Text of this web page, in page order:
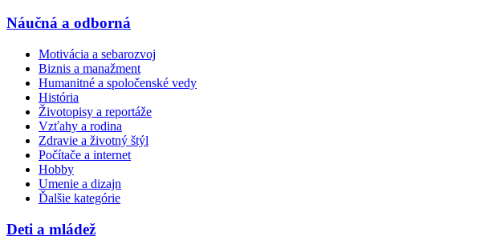
Náučná a odborná
Motivácia a sebarozvoj
Biznis a manažment
Humanitné a spoločenské vedy
História
Životopisy a reportáže
Vzťahy a rodina
Zdravie a životný štýl
Počítače a internet
Hobby
Umenie a dizajn
Ďalšie kategórie
Deti a mládež